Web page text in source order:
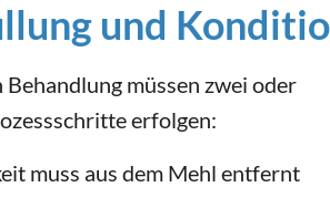
und
müssen zwei oder
erfolgen:
muss aus dem Mehl entfernt